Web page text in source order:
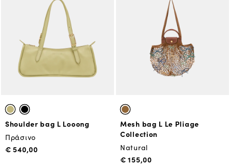
Shoulder bag L Looong
Πράσινο
€ 540,00
Mesh bag L Le Pliage
Collection
Natural
€ 155,00